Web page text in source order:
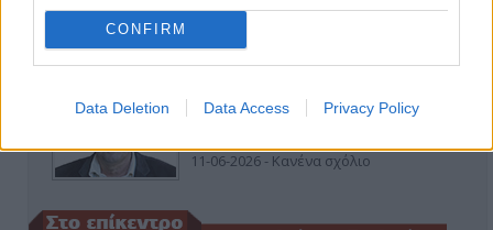
CONFIRM
Data Deletion Data Access Privacy Policy
Κιλκίς προς Χατζηδάκη: Στηρίξτε
11-06-2026 - Κανένα σχόλιο